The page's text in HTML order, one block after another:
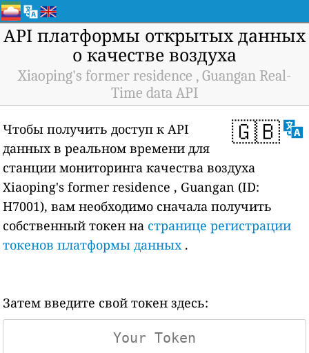
API платформы открытых данных
о качестве воздуха
Xiaoping's former residence , Guangan Real-
Time data API
🇬🇧
Чтобы получить доступ к API
данных в реальном времени для
станции мониторинга качества воздуха
Xiaoping's former residence , Guangan (ID:
H7001), вам необходимо сначала получить
собственный токен на странице регистрации
токенов платформы данных.
Затем введите свой токен здесь: